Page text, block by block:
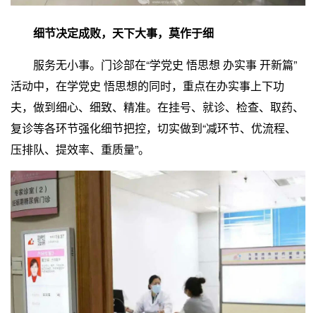
细节决定成败，天下大事，莫作于细
服务无小事。门诊部在“学党史 悟思想 办实事 开新篇”
活动中，在学党史 悟思想的同时，重点在办实事上下功
夫，做到细心、细致、精准。在挂号、就诊、检查、取药、
复诊等各环节强化细节把控，切实做到“减环节、优流程、
压排队、提效率、重质量”。